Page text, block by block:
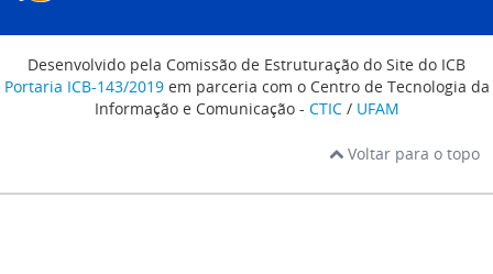
Desenvolvido pela Comissão de Estruturação do Site do ICB
Portaria ICB-143/2019em parceria com o Centro de Tecnologia da
Informação e Comunicação - CTIC/ UFAM
Voltar para o topo